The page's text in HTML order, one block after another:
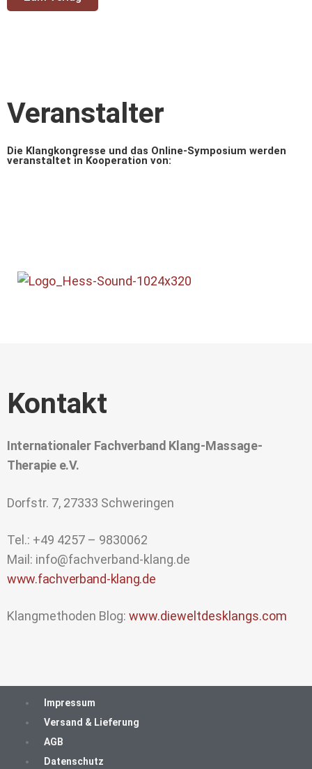
Veranstalter
Die Klangkongresse und das Online-Symposium werden
veranstaltet in Kooperation von:
Kontakt
Internationaler Fachverband Klang-Massage-
Therapie e.V.
Dorfstr. 7, 27333 Schweringen
Tel.: +49 4257 – 9830062
Mail: info@fachverband-klang.de
www.fachverband-klang.de
Klangmethoden Blog: www.dieweltdesklangs.com
Impressum
Versand & Lieferung
AGB
Datenschutz